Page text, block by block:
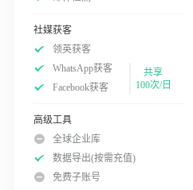
社媒获客
领英获客
WhatsApp获客
Facebook获客
共享
100次/日
高级工具
全球企业库
数据导出(按需充值)
免费子账号